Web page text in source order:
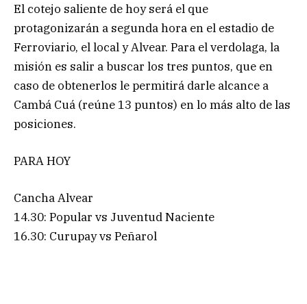
El cotejo saliente de hoy será el que
protagonizarán a segunda hora en el estadio de
Ferroviario, el local y Alvear. Para el verdolaga, la
misión es salir a buscar los tres puntos, que en
caso de obtenerlos le permitirá darle alcance a
Cambá Cuá (reúne 13 puntos) en lo más alto de las
posiciones.
PARA HOY
Cancha Alvear
14.30: Popular vs Juventud Naciente
16.30: Curupay vs Peñarol